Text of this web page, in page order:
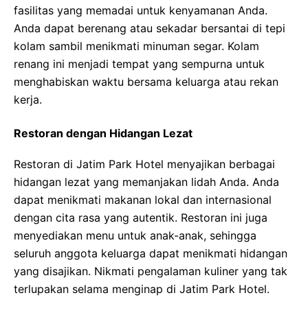
fasilitas yang memadai untuk kenyamanan Anda.
Anda dapat berenang atau sekadar bersantai di tepi
kolam sambil menikmati minuman segar. Kolam
renang ini menjadi tempat yang sempurna untuk
menghabiskan waktu bersama keluarga atau rekan
kerja.
Restoran dengan Hidangan Lezat
Restoran di Jatim Park Hotel menyajikan berbagai
hidangan lezat yang memanjakan lidah Anda. Anda
dapat menikmati makanan lokal dan internasional
dengan cita rasa yang autentik. Restoran ini juga
menyediakan menu untuk anak-anak, sehingga
seluruh anggota keluarga dapat menikmati hidangan
yang disajikan. Nikmati pengalaman kuliner yang tak
terlupakan selama menginap di Jatim Park Hotel.